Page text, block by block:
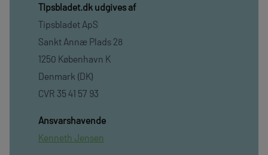
TIpsbladet.dk udgives af
Tipsbladet ApS
Sankt Annæ Plads 28
1250 København K
Denmark (DK)
CVR 35 41 57 93
Ansvarshavende
Kenneth Jensen